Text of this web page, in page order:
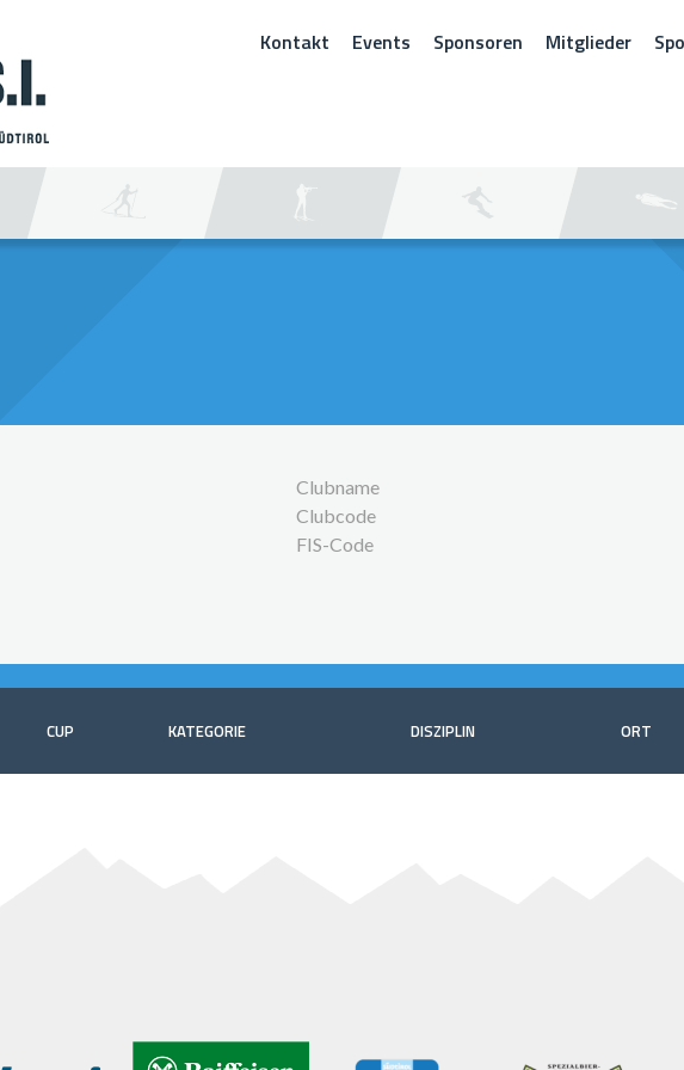
Kontakt Events Sponsoren Mitglieder
Clubname
Clubcode
FIS-Code
CUP KATEGORIE DISZIPLIN ORT